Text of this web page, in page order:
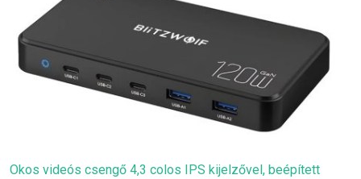
Okos videós csengő 4,3 colos IPS kijelzővel, beépített